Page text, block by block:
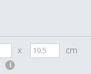
x
cm
i